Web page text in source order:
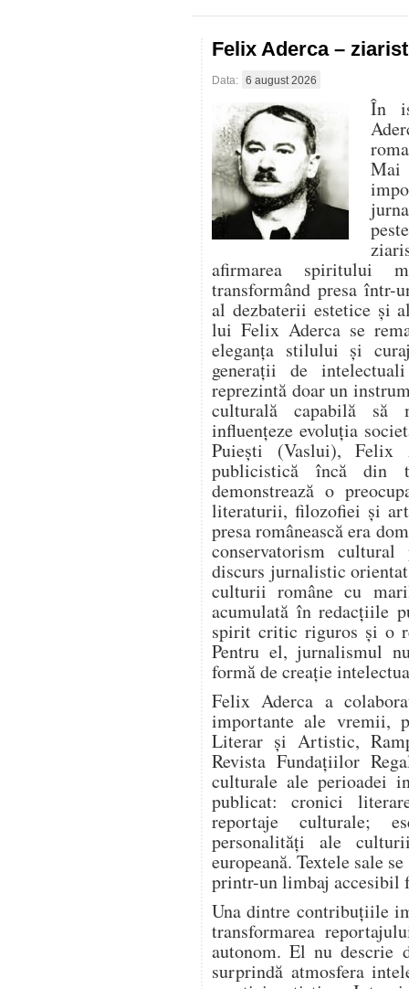
Felix Aderca –
Data: 6 august 2026
În
Mai
afirmarea spiritului
transformând presa
al dezbaterii estetice și
lui Felix Aderca se
eleganța stilului și
generații de
reprezintă doar un
culturală capabilă să
influențeze evoluția
Puiești (Vaslui), Felix
publicistică încă din
demonstrează o
literaturii, filozofiei și
presa românească era
conservatorism
discurs jurnalistic
culturii române cu
acumulată în redacțiile
spirit critic riguros și o
Pentru el, jurnalismul
formă de creație
Felix Aderca a
importante ale vremii,
Literar și Artistic,
Revista Fundațiilor
culturale ale perioadei
publicat: cronici
reportaje culturale;
personalități ale
europeană. Textele sale
printr-un limbaj accesibil
Una dintre contribuțiile
transformarea
autonom. El nu descrie
surprindă atmosfera